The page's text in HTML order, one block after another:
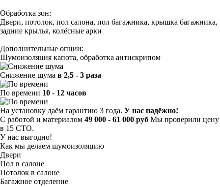
Обработка зон:
Двери, потолок, пол салона, пол багажника, крышка багажника,
задние крылья, колёсные арки
Дополнительные опции:
Шумоизоляция капота, обработка антискрипом
Снижение шума в 2,5 - 3 раза
По времени 10 - 12 часов
На установку даём гарантию 3 года. У нас надёжно!
С работой и материалом 49 000 - 61 000 руб Мы проверили цену
в 15 СТО.
У нас выгодно!
Как мы делаем шумоизоляцию
Двери
Пол в салоне
Потолок в салоне
Багажное отделение